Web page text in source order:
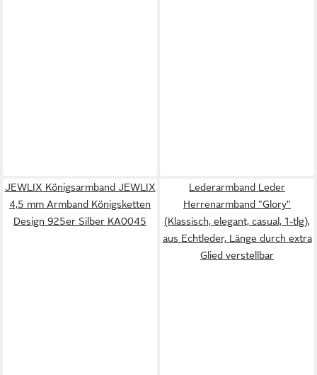
JEWLIX Königsarmband JEWLIX
4,5 mm Armband Königsketten
Design 925er Silber KA0045
Lederarmband Leder
Herrenarmband "Glory"
(Klassisch, elegant, casual, 1-tlg),
aus Echtleder, Länge durch extra
Glied verstellbar